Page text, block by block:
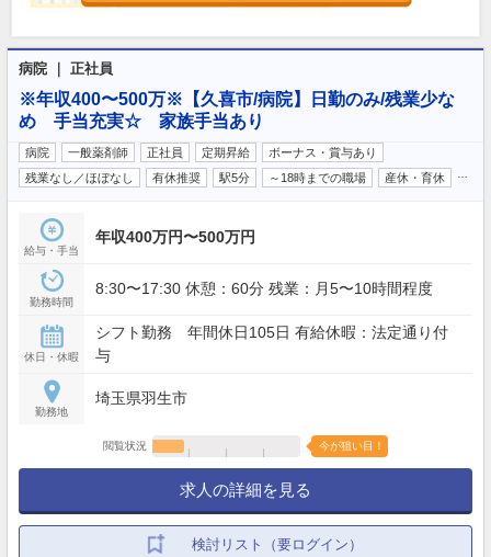
病院 ｜ 正社員
※年収400〜500万※【久喜市/病院】日勤のみ/残業少な
め 手当充実☆ 家族手当あり
病院 一般薬剤師 正社員 定期昇給
ボーナス・賞与あり
残業なし／ほぼなし
有休推奨 駅5分 ～18時までの職場 産休・育休
給与・手当
年収400万円〜500万円
勤務時間
8:30〜17:30 休憩：60分 残業：月5〜10時間程度
休日・休暇
シフト勤務 年間休日105日 有給休暇：法定通り付
与
勤務地
埼玉県羽生市
閲覧状況 今が狙い目！
求人の詳細を見る
検討リスト（要ログイン）